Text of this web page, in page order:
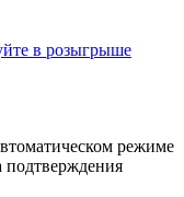
в розыгрыше
режиме
подтверждения